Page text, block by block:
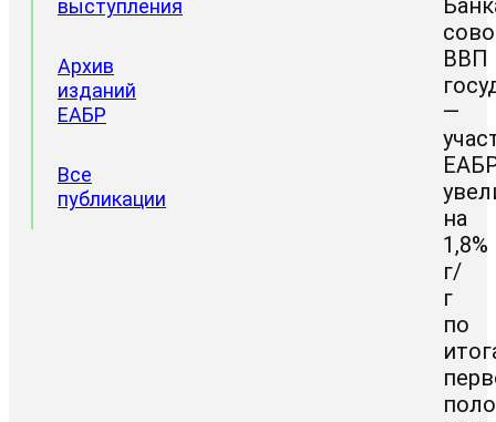
выступления
Архив
изданий
ЕАБР
Все
публикации
ВВП
—
на
1,8%
г/
г
по